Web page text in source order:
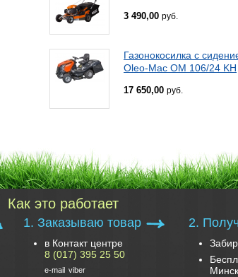
3 490,00 руб.
Газонокосилка с
Oleo-Mac OM 106/24 KH
17 650,00 руб.
Как это работает
1. Заказываю товар
в Контакт центре
8 (017) 395 25 50
e-mail viber
2.